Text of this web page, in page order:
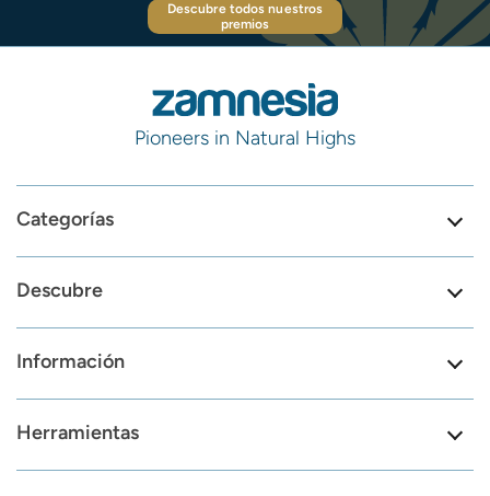
Descubre todos nuestros
premios
Pioneers in Natural Highs
Categorías
Descubre
Información
Herramientas